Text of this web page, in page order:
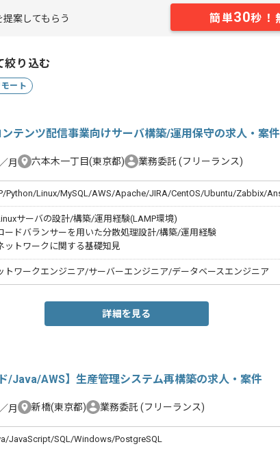
提案してもらう 簡単30秒！
絞り込む
ート
ンテンツ配信事業向けサーバ構築/運用保守の求人・案件
／月 六本木一丁目(東京都) 業務委託 (フリーランス)
Python/Linux/MySQL/AWS/Apache/JIRA/CentOS/Ubuntu/Zabbix/
サーバの設計/構築/運用経験(LAMP環境)
ードバランサーを用いた分散処理設計/構築/運用経験
ットワークに関する基礎知見
トワークエンジニア/サーバーエンジニア/データベースエンジニア
詳細を見る
/Java/AWS】生産管理システム再構築の求人・案件
／月 新橋(東京都) 業務委託 (フリーランス)
JavaScript/SQL/Windows/PostgreSQL